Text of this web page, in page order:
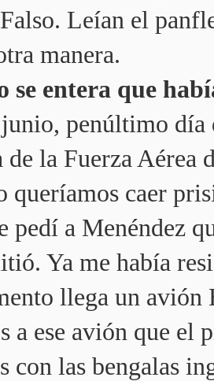
Leían el
manera.
entera que
penúltimo día
la Fuerza Aérea
queríamos caer
pedí a Menéndez
Ya me había
llega un avión
a ese avión que el
con las bengalas